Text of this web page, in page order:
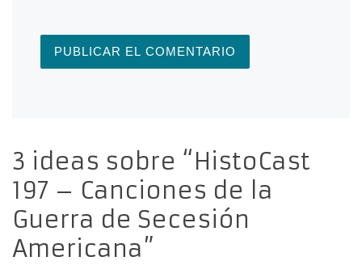
3 ideas sobre “HistoCast
197 – Canciones de la
Guerra de Secesión
Americana”